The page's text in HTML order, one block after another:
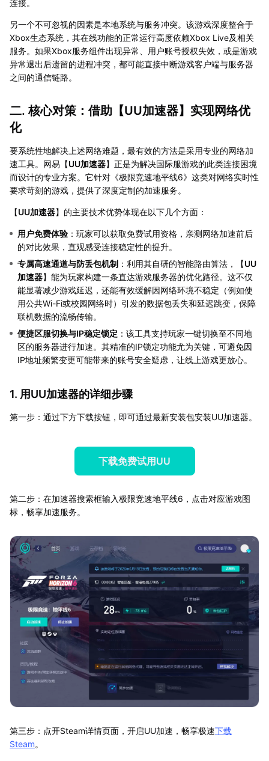
连接。
另一个不可忽视的因素是本地系统与服务冲突。该游戏深度整合于
Xbox生态系统，其在线功能的正常运行高度依赖Xbox Live及相关
服务。如果Xbox服务组件出现异常、用户账号授权失效，或是游戏
异常退出后遗留的进程冲突，都可能直接中断游戏客户端与服务器
之间的通信链路。
二. 核心对策：借助【UU加速器】实现网络优
化
要系统性地解决上述网络难题，最有效的方法是采用专业的网络加
速工具。网易【UU加速器】正是为解决国际服游戏的此类连接困境
而设计的专业方案。它针对《极限竞速地平线6》这类对网络实时性
要求苛刻的游戏，提供了深度定制的加速服务。
【UU加速器】的主要技术优势体现在以下几个方面：
用户免费体验 ：玩家可以获取免费试用资格，亲测网络加速前后
的对比效果，直观感受连接稳定性的提升。
专属高速通道与防丢包机制 ：利用其自研的智能路由算法，【UU
加速器】能为玩家构建一条直达游戏服务器的优化路径。这不仅
能显著减少游戏延迟，还能有效缓解因网络环境不稳定（例如使
用公共Wi-Fi或校园网络时）引发的数据包丢失和延迟跳变，保障
联机数据的流畅传输。
便捷区服切换与IP稳定锁定 ：该工具支持玩家一键切换至不同地
区的服务器进行加速。其精准的IP锁定功能尤为关键，可避免因
IP地址频繁变更可能带来的账号安全疑虑，让线上游戏更放心。
1. 用UU加速器的详细步骤
第一步：通过下方下载按钮，即可通过最新安装包安装UU加速器。
下载免费试用UU
第二步：在加速器搜索框输入极限竞速地平线6，点击对应游戏图
标，畅享加速服务。
第三步：点开Steam详情页面，开启UU加速，畅享极速下载
Steam。